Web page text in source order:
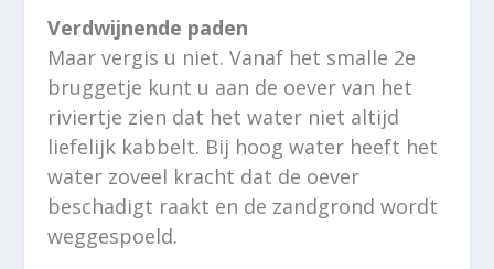
Verdwijnende paden
Maar vergis u niet. Vanaf het smalle 2e
bruggetje kunt u aan de oever van het
riviertje zien dat het water niet altijd
liefelijk kabbelt. Bij hoog water heeft het
water zoveel kracht dat de oever
beschadigt raakt en de zandgrond wordt
weggespoeld.